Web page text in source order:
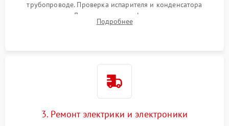
трубопроводе. Проверка испарителя и конденсатора
течеискателем. Демонтаж старого фильтра-осушителя и
продувка капиллярной трубки для устранения засоров.
Подробнее
3. Ремонт электрики и электроники